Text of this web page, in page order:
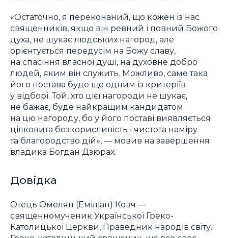
«Остаточно, я переконаний, що кожен із нас
священників, якщо він ревний і повний Божого
духа, не шукає людських нагород, але
орієнтується передусім на Божу славу,
на спасіння власної душі, на духовне добро
людей, яким він служить. Можливо, саме така
його постава буде ще одним із критеріїв
у відборі. Той, хто цієї нагороди не шукає,
не бажає, буде найкращим кандидатом
на цю нагороду, бо у його поставі виявляється
цілковита безкорисливість і чистота наміру
та благородство дій», — мовив на завершення
владика Богдан Дзюрах.
Довідка
Отець Омелян (Еміліан) Ковч —
священномученик Української Греко-
Католицької Церкви, Праведник народів світу.